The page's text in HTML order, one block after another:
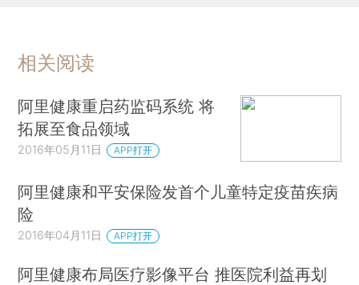
相关阅读
阿里健康重启药监码系统 将
拓展至食品领域
2016年05月11日 APP打开
阿里健康和平安保险发首个儿童特定疫苗疾病
险
2016年04月11日 APP打开
阿里健康布局医疗影像平台 推医院利益再划